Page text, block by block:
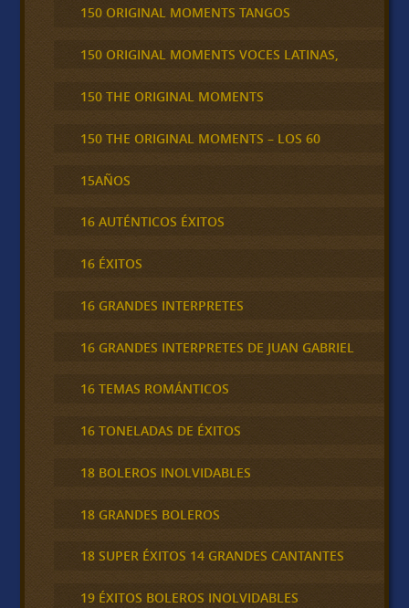
150 ORIGINAL MOMENTS TANGOS
150 ORIGINAL MOMENTS VOCES LATINAS,
150 THE ORIGINAL MOMENTS
150 THE ORIGINAL MOMENTS – LOS 60
15AÑOS
16 AUTÉNTICOS ÉXITOS
16 ÉXITOS
16 GRANDES INTERPRETES
16 GRANDES INTERPRETES DE JUAN GABRIEL
16 TEMAS ROMÁNTICOS
16 TONELADAS DE ÉXITOS
18 BOLEROS INOLVIDABLES
18 GRANDES BOLEROS
18 SUPER ÉXITOS 14 GRANDES CANTANTES
19 ÉXITOS BOLEROS INOLVIDABLES